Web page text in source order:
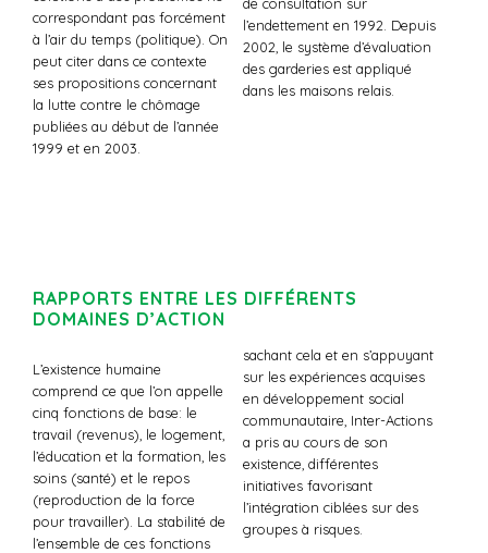
correspondant pas forcément
à l’air du temps (politique). On
peut citer dans ce contexte
ses propositions concernant
la lutte contre le chômage
publiées au début de l’année
1999 et en 2003.
de consultation sur
l’endettement en 1992. Depuis
2002, le système d’évaluation
des garderies est appliqué
dans les maisons relais.
RAPPORTS ENTRE LES DIFFÉRENTS
DOMAINES D’ACTION
L’existence humaine
comprend ce que l’on appelle
cinq fonctions de base: le
travail (revenus), le logement,
l’éducation et la formation, les
soins (santé) et le repos
(reproduction de la force
pour travailler). La stabilité de
l’ensemble de ces fonctions
sachant cela et en s’appuyant
sur les expériences acquises
en développement social
communautaire, Inter-Actions
a pris au cours de son
existence, différentes
initiatives favorisant
l’intégration ciblées sur des
groupes à risques.